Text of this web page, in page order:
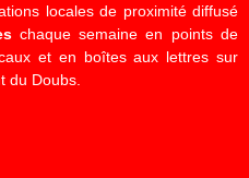
locales de proximité diffusé
chaque semaine en points de
et en boîtes aux lettres sur
du Doubs.